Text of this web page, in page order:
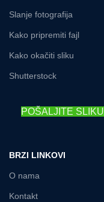
Slanje fotografija
Kako pripremiti fajl
Kako okačiti sliku
Shutterstock
POŠALJITE SLIKU
BRZI LINKOVI
O nama
Kontakt